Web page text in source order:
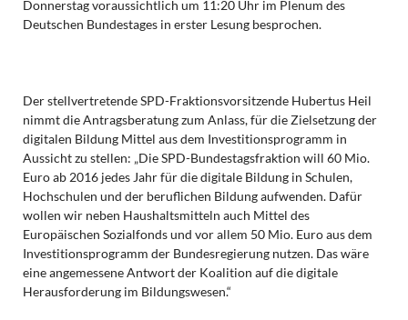
Donnerstag voraussichtlich um 11:20 Uhr im Plenum des
Deutschen Bundestages in erster Lesung besprochen.
Der stellvertretende SPD-Fraktionsvorsitzende Hubertus Heil
nimmt die Antragsberatung zum Anlass, für die Zielsetzung der
digitalen Bildung Mittel aus dem Investitionsprogramm in
Aussicht zu stellen: „Die SPD-Bundestagsfraktion will 60 Mio.
Euro ab 2016 jedes Jahr für die digitale Bildung in Schulen,
Hochschulen und der beruflichen Bildung aufwenden. Dafür
wollen wir neben Haushaltsmitteln auch Mittel des
Europäischen Sozialfonds und vor allem 50 Mio. Euro aus dem
Investitionsprogramm der Bundesregierung nutzen. Das wäre
eine angemessene Antwort der Koalition auf die digitale
Herausforderung im Bildungswesen.“